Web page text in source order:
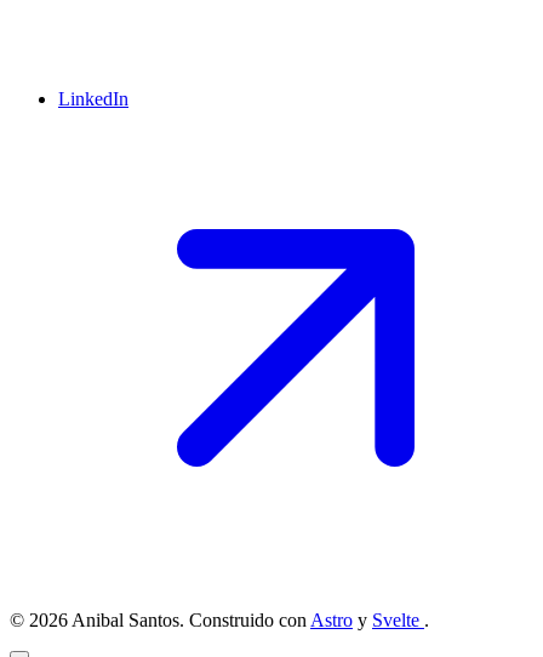
LinkedIn
© 2026 Anibal Santos. Construido con Astro y Svelte .